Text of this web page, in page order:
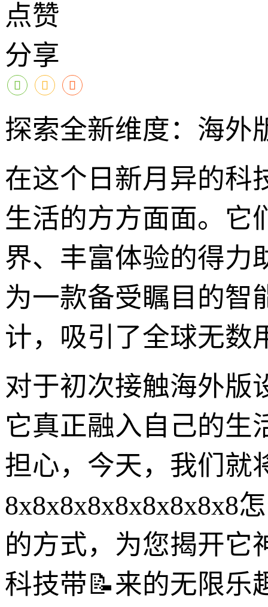
点赞
分享
探索全新维度：海外
在这个日新月异的科
生活的方方面面。它
界、丰富体验的得力
为一款备受瞩目的智
计，吸引了全球无数
对于初次接触海外版
它真正融入自己的生
担心，今天，我们就
8x8x8x8x8x8x8x8x8
的方式，为您揭开它
科技带📝来的无限乐